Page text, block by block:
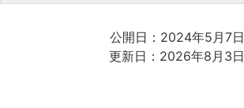
公開日：2024年5月7日
更新日：2026年8月3日